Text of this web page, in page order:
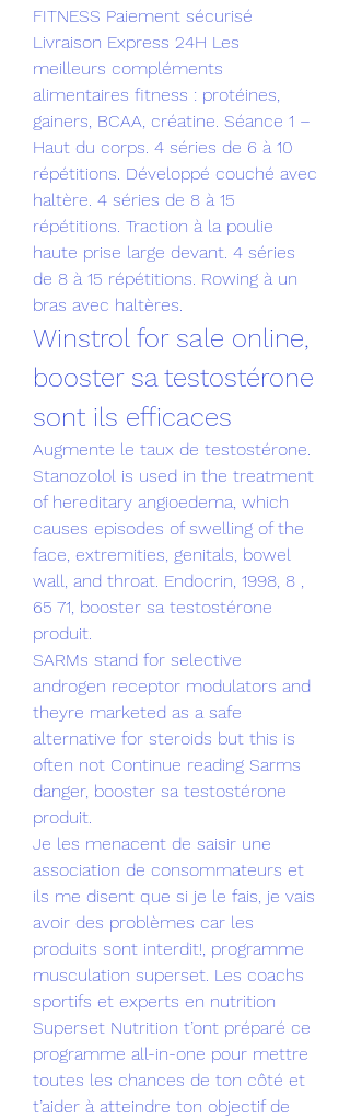
FITNESS Paiement sécurisé
Livraison Express 24H Les
meilleurs compléments
alimentaires fitness : protéines,
gainers, BCAA, créatine. Séance 1 –
Haut du corps. 4 séries de 6 à 10
répétitions. Développé couché avec
haltère. 4 séries de 8 à 15
répétitions. Traction à la poulie
haute prise large devant. 4 séries
de 8 à 15 répétitions. Rowing à un
bras avec haltères.
Winstrol for sale online,
booster sa testostérone
sont ils efficaces
Augmente le taux de testostérone.
Stanozolol is used in the treatment
of hereditary angioedema, which
causes episodes of swelling of the
face, extremities, genitals, bowel
wall, and throat. Endocrin, 1998, 8 ,
65 71, booster sa testostérone
produit.
SARMs stand for selective
androgen receptor modulators and
theyre marketed as a safe
alternative for steroids but this is
often not Continue reading Sarms
danger, booster sa testostérone
produit.
Je les menacent de saisir une
association de consommateurs et
ils me disent que si je le fais, je vais
avoir des problèmes car les
produits sont interdit!, programme
musculation superset. Les coachs
sportifs et experts en nutrition
Superset Nutrition t’ont préparé ce
programme all-in-one pour mettre
toutes les chances de ton côté et
t’aider à atteindre ton objectif de